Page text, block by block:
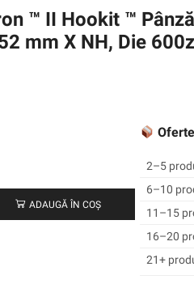
™ II Hookit ™
mm X NH, Die
ADAUGĂ ÎN COȘ
2–5
6–10
11–15
16–20
21+